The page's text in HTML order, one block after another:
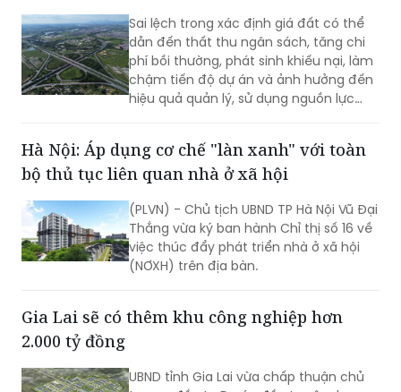
Sai lệch trong xác định giá đất có thể
dẫn đến thất thu ngân sách, tăng chi
phí bồi thường, phát sinh khiếu nại, làm
chậm tiến độ dự án và ảnh hưởng đến
hiệu quả quản lý, sử dụng nguồn lực
thẩm định giá đất, cần triển khai đồng
bộ nhiều giải pháp.
Hà Nội: Áp dụng cơ chế "làn xanh" với toàn
bộ thủ tục liên quan nhà ở xã hội
(PLVN) - Chủ tịch UBND TP Hà Nội Vũ Đại
Thắng vừa ký ban hành Chỉ thị số 16 về
việc thúc đẩy phát triển nhà ở xã hội
(NƠXH) trên địa bàn.
Gia Lai sẽ có thêm khu công nghiệp hơn
2.000 tỷ đồng
UBND tỉnh Gia Lai vừa chấp thuận chủ